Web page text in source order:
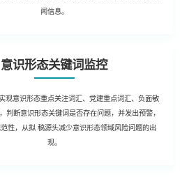
闻信息。
意识形态关键词监控
现意识形态重点关注词汇、党建重点词汇、负面敏
判断意识形态关键词是否存在问题，并发出预警，
性，从拟 稿源头减少意识形态领域风险问题的出
现。